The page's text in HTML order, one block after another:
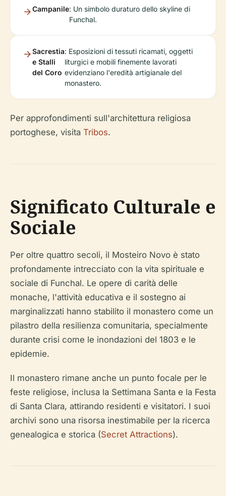
Campanile: Un simbolo duraturo dello skyline di
Funchal.
Sacrestia
e Stalli
del Coro
: Esposizioni di tessuti ricamati, oggetti
liturgici e mobili finemente lavorati
evidenziano l'eredità artigianale del
monastero.
Per approfondimenti sull'architettura religiosa
portoghese, visita Tribos.
Significato Culturale e
Sociale
Per oltre quattro secoli, il Mosteiro Novo è stato
profondamente intrecciato con la vita spirituale e
sociale di Funchal. Le opere di carità delle
monache, l'attività educativa e il sostegno ai
marginalizzati hanno stabilito il monastero come un
pilastro della resilienza comunitaria, specialmente
durante crisi come le inondazioni del 1803 e le
epidemie.
Il monastero rimane anche un punto focale per le
feste religiose, inclusa la Settimana Santa e la Festa
di Santa Clara, attirando residenti e visitatori. I suoi
archivi sono una risorsa inestimabile per la ricerca
genealogica e storica (Secret Attractions).